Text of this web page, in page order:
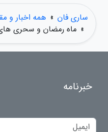
ساری فان » همه اخبار و
» ماه رمضان و سحری
خبرنامه